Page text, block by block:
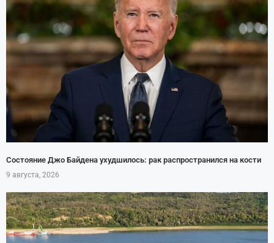
Состояние Джо Байдена ухудшилось: рак распространился на кости
9 августа, 2026